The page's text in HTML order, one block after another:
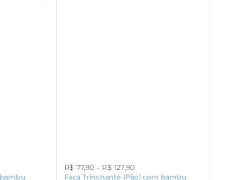
R$ 77,90 – R$ 127,90Faixa
de
Faca Trinchante (Pão) com bambu